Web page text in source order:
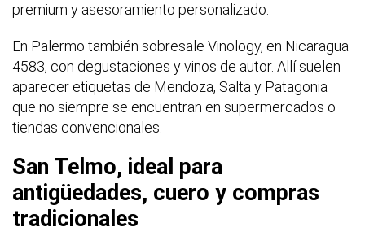
premium y asesoramiento personalizado.
En Palermo también sobresale Vinology, en Nicaragua
4583, con degustaciones y vinos de autor. Allí suelen
aparecer etiquetas de Mendoza, Salta y Patagonia
que no siempre se encuentran en supermercados o
tiendas convencionales.
San Telmo, ideal para
antigüedades, cuero y compras
tradicionales